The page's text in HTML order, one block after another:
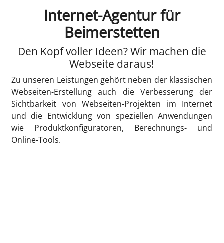
Internet-Agentur für
Beimerstetten
Den Kopf voller Ideen? Wir machen die
Webseite daraus!
Zu unseren Leistungen gehört neben der klassischen
Webseiten-Erstellung auch die Verbesserung der
Sichtbarkeit von Webseiten-Projekten im Internet
und die Entwicklung von speziellen Anwendungen
wie Produktkonfiguratoren, Berechnungs- und
Online-Tools.